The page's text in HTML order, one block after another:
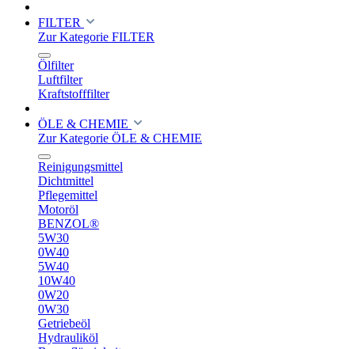
FILTER
Zur Kategorie FILTER
Ölfilter
Luftfilter
Kraftstofffilter
ÖLE & CHEMIE
Zur Kategorie ÖLE & CHEMIE
Reinigungsmittel
Dichtmittel
Pflegemittel
Motoröl
BENZOL®
5W30
0W40
5W40
10W40
0W20
0W30
Getriebeöl
Hydrauliköl